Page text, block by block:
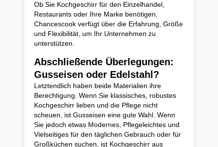
Ob Sie Kochgeschirr für den Einzelhandel,
Restaurants oder Ihre Marke benötigen,
Chancescook verfügt über die Erfahrung, Größe
und Flexibilität, um Ihr Unternehmen zu
unterstützen.
Abschließende Überlegungen:
Gusseisen oder Edelstahl?
Letztendlich haben beide Materialien ihre
Berechtigung. Wenn Sie klassisches, robustes
Kochgeschirr lieben und die Pflege nicht
scheuen, ist Gusseisen eine gute Wahl. Wenn
Sie jedoch etwas Modernes, Pflegeleichtes und
Vielseitiges für den täglichen Gebrauch oder für
Großküchen suchen, ist Kochgeschirr aus